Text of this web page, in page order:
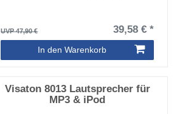
UVP 47,90 € 39,58 € *
In den Warenkorb
Visaton 8013 Lautsprecher für
MP3 & iPod